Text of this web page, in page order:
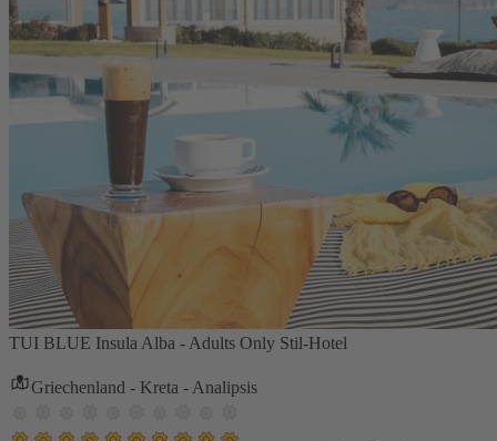
TUI BLUE Insula Alba - Adults Only Stil-Hotel
Griechenland - Kreta - Analipsis